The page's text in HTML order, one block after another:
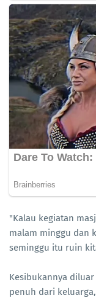
"Kalau kegiatan
malam minggu dan
seminggu itu ruin
Kesibukannya
penuh dari